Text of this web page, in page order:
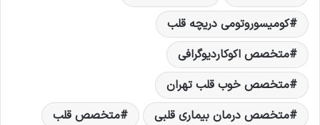
کومیسوروتومی دریچه قلب
متخصص اكوکاردیوگرافی
متخصص خوب قلب تهران
متخصص درمان بیماری قلبی
متخصص قلب